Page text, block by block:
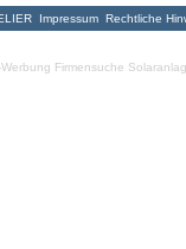
Impressum Rechtliche
Firmensuche